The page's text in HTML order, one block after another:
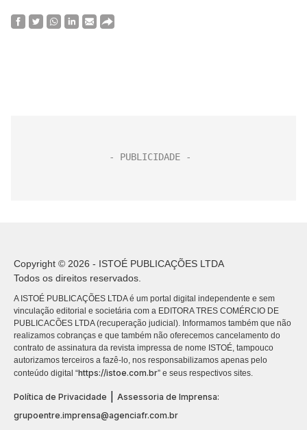
Copyright © 2026 - ISTOÉ PUBLICAÇÕES LTDA
Todos os direitos reservados.
A ISTOÉ PUBLICAÇÕES LTDA é um portal digital independente e sem
vinculação editorial e societária com a EDITORA TRES COMÉRCIO DE
PUBLICACÕES LTDA (recuperação judicial). Informamos também que não
realizamos cobranças e que também não oferecemos cancelamento do
contrato de assinatura da revista impressa de nome ISTOÉ, tampouco
autorizamos terceiros a fazê-lo, nos responsabilizamos apenas pelo
conteúdo digital “https://istoe.com.br” e seus respectivos sites.
Política de Privacidade
Assessoria de Imprensa:
grupoentre.imprensa@agenciafr.com.br